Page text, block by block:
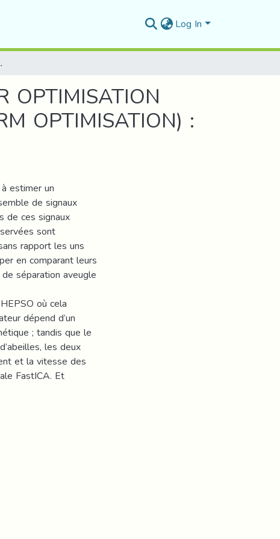
Log In
: APPLICATION AUX SIGNAUX IMAGES
OPTIMISATION
OPTIMISATION) :
estimer un
de signaux
de ces signaux
sont
rapport les uns
en comparant leurs
séparation aveugle
où cela
dépend d’un
; tandis que le
les deux
et la vitesse des
FastICA. Et